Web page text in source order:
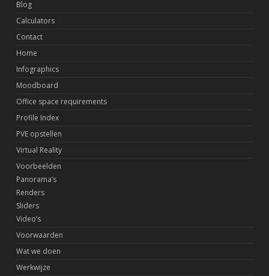
Blog
Calculators
Contact
Home
Infographics
Moodboard
Office space requirements
Profile Index
PVE opstellen
Virtual Reality
Voorbeelden
Panorama’s
Renders
Sliders
Video’s
Voorwaarden
Wat we doen
Werkwijze